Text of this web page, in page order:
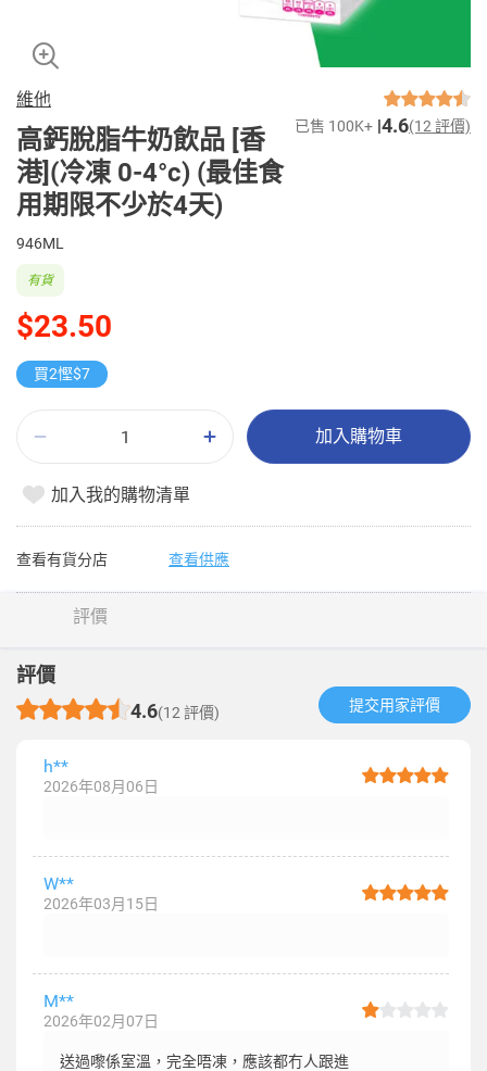
維他
高鈣脫脂牛奶飲品 [香
港](冷凍 0-4°c) (最佳食
用期限不少於4天)
已售 100K+ 4.6(12 評價)
946ML
$23.50
有貨
買2慳$7
加入購物車
加入我的購物清單
查看有貨分店 查看供應
評價
評價
4.6(12 評價) 提交用家評價​
h**
2026年08月06日
W**
2026年03月15日
M**
2026年02月07日
送過嚟係室溫，完全唔凍，應該都冇人跟進